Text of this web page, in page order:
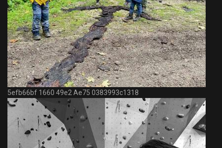
5efb66bf 1660 49e2 Ae75 0383993c1318